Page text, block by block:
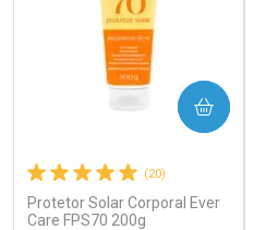
(20)
Protetor Solar Corporal Ever
Care FPS70 200g
COMPRAR